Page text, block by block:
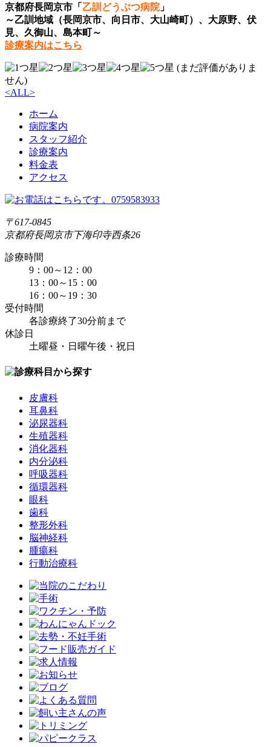
京都府長岡京市「 乙訓どうぶつ病院」
～乙訓地域（長岡京市、向日市、大山崎町）、大原野、伏
見、久御山、島本町～
診療案内はこちら
(まだ評価がありま
せん)
<ALL>
ホーム
病院案内
スタッフ紹介
診療案内
料金表
アクセス
〒617-0845
京都府長岡京市下海印寺西条26
診療時間
9：00～12：00
13：00～15：00
16：00～19：30
受付時間
各診療終了30分前まで
休診日
土曜昼・日曜午後・祝日
皮膚科
耳鼻科
泌尿器科
生殖器科
消化器科
内分泌科
呼吸器科
循環器科
眼科
歯科
整形外科
脳神経科
腫瘍科
行動治療科